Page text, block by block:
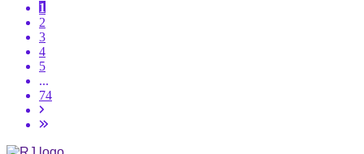
1
2
3
4
5
...
74